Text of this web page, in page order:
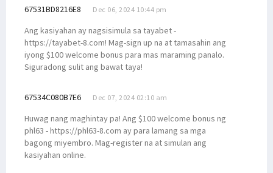
67531BD8216E8 Dec 06, 2024 10:44 pm
Ang kasiyahan ay nagsisimula sa tayabet -
https://tayabet-8.com! Mag-sign up na at tamasahin ang
iyong $100 welcome bonus para mas maraming panalo.
Siguradong sulit ang bawat taya!
67534C080B7E6 Dec 07, 2024 02:10 am
Huwag nang maghintay pa! Ang $100 welcome bonus ng
phl63 - https://phl63-8.com ay para lamang sa mga
bagong miyembro. Mag-register na at simulan ang
kasiyahan online.